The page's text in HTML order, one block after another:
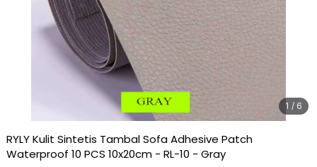
1 / 6
RYLY Kulit Sintetis Tambal Sofa Adhesive Patch
Waterproof 10 PCS 10x20cm - RL-10 - Gray